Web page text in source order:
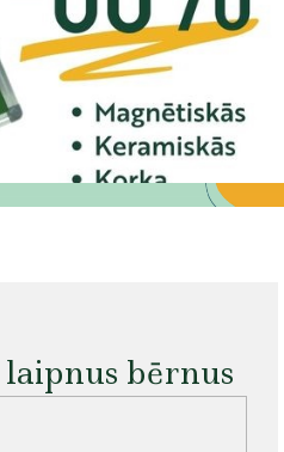
bērnus